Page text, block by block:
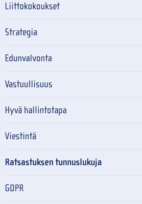
Liittokokoukset
Strategia
Edunvalvonta
Vastuullisuus
Hyvä hallintotapa
Viestintä
Ratsastuksen tunnuslukuja
GDPR